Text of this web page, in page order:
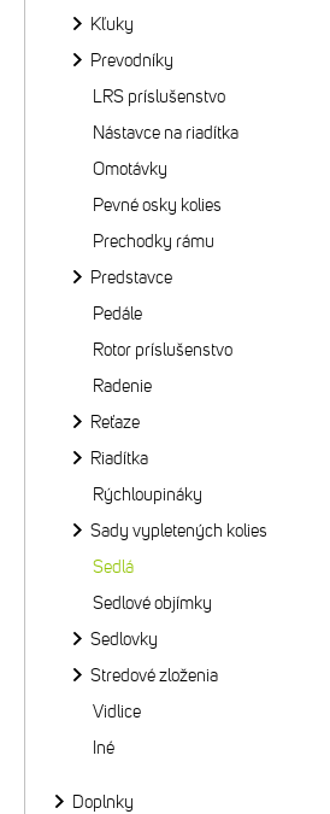
Kľuky
Prevodníky
LRS príslušenstvo
Nástavce na riadítka
Omotávky
Pevné osky kolies
Prechodky rámu
Predstavce
Pedále
Rotor príslušenstvo
Radenie
Reťaze
Riadítka
Rýchloupináky
Sady vypletených kolies
Sedlá
Sedlové objímky
Sedlovky
Stredové zloženia
Vidlice
Iné
Doplnky